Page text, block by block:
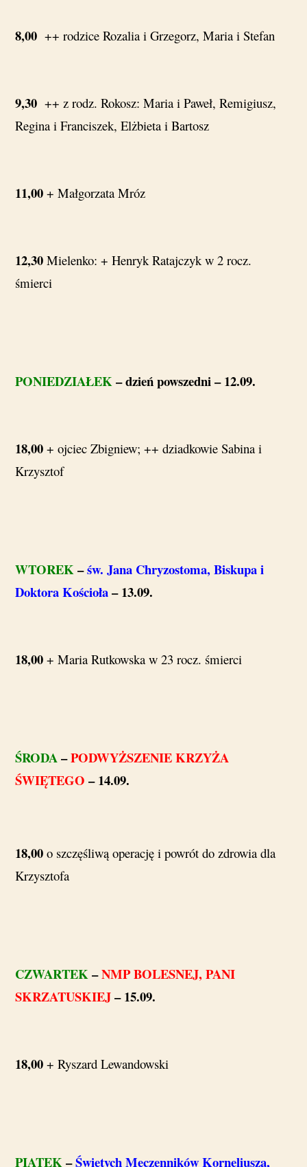
8,00++ rodzice Rozalia i Grzegorz, Maria i Stefan
9,30++ z rodz. Rokosz: Maria i Paweł, Remigiusz,
Regina i Franciszek, Elżbieta i Bartosz
11,00+ Małgorzata Mróz
12,30Mielenko: + Henryk Ratajczyk w 2 rocz.
śmierci
PONIEDZIAŁEK– dzień powszedni – 12.09.
18,00+ ojciec Zbigniew; ++ dziadkowie Sabina i
Krzysztof
WTOREK–św. Jana Chryzostoma, Biskupa i
Doktora Kościoła– 13.09.
18,00+ Maria Rutkowska w 23 rocz. śmierci
ŚRODA–PODWYŻSZENIE KRZYŻA
ŚWIĘTEGO – 14.09.
18,00o szczęśliwą operację i powrót do zdrowia dla
Krzysztofa
CZWARTEK–NMP BOLESNEJ, PANI
SKRZATUSKIEJ– 15.09.
18,00+ Ryszard Lewandowski
PIĄTEK–Świętych Męczenników Korneliusza,